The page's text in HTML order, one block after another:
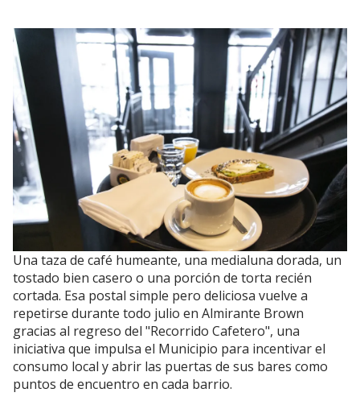
Una taza de café humeante, una medialuna dorada, un
tostado bien casero o una porción de torta recién
cortada. Esa postal simple pero deliciosa vuelve a
repetirse durante todo julio en Almirante Brown
gracias al regreso del "Recorrido Cafetero", una
iniciativa que impulsa el Municipio para incentivar el
consumo local y abrir las puertas de sus bares como
puntos de encuentro en cada barrio.